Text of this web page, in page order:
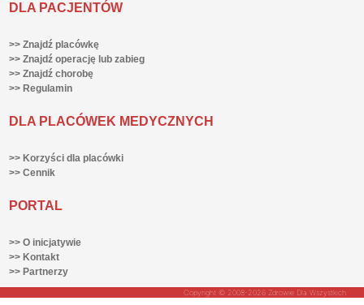
DLA PACJENTÓW
>> Znajdź placówkę
>> Znajdź operację lub zabieg
>> Znajdź chorobę
>> Regulamin
DLA PLACÓWEK MEDYCZNYCH
>> Korzyści dla placówki
>> Cennik
PORTAL
>> O inicjatywie
>> Kontakt
>> Partnerzy
Copyright © 2008-2026 Zdrowie Dla Wszystkich